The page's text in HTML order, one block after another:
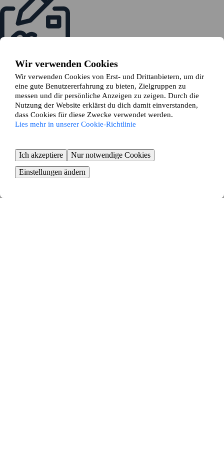
Wir verwenden Cookies
Wir verwenden Cookies von Erst- und Drittanbietern, um dir
eine gute Benutzererfahrung zu bieten, Zielgruppen zu
messen und dir persönliche Anzeigen zu zeigen. Durch die
Nutzung der Website erklärst du dich damit einverstanden,
dass Cookies für diese Zwecke verwendet werden.
Lies mehr in unserer Cookie-Richtlinie
Ich akzeptiere
Nur notwendige Cookies
Einstellungen ändern
Sind alle mit dem Tausch einverstanden, stellst du eine Tauschanfrage
Zeit zum Umziehen
Buche Umzugshilfe und beginne mit dem Packen
KOSTENLOS BEGINNEN
Wohnung in Heiligenberg
ganz einfach tauschen – die